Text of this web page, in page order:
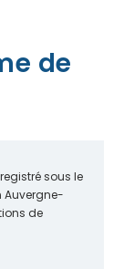
de
sous le
Auvergne-
de